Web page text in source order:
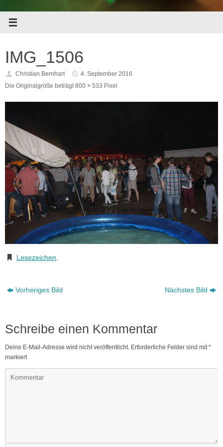
IMG_1506
Christian Bernhart
4. September 2016
Die Originalgröße beträgt800 × 533 Pixel
Lesezeichen
Vorheriges Bild Nächstes Bild
Schreibe einen Kommentar
Deine E-Mail-Adresse wird nicht veröffentlicht. Erforderliche Felder sind mit*
markiert